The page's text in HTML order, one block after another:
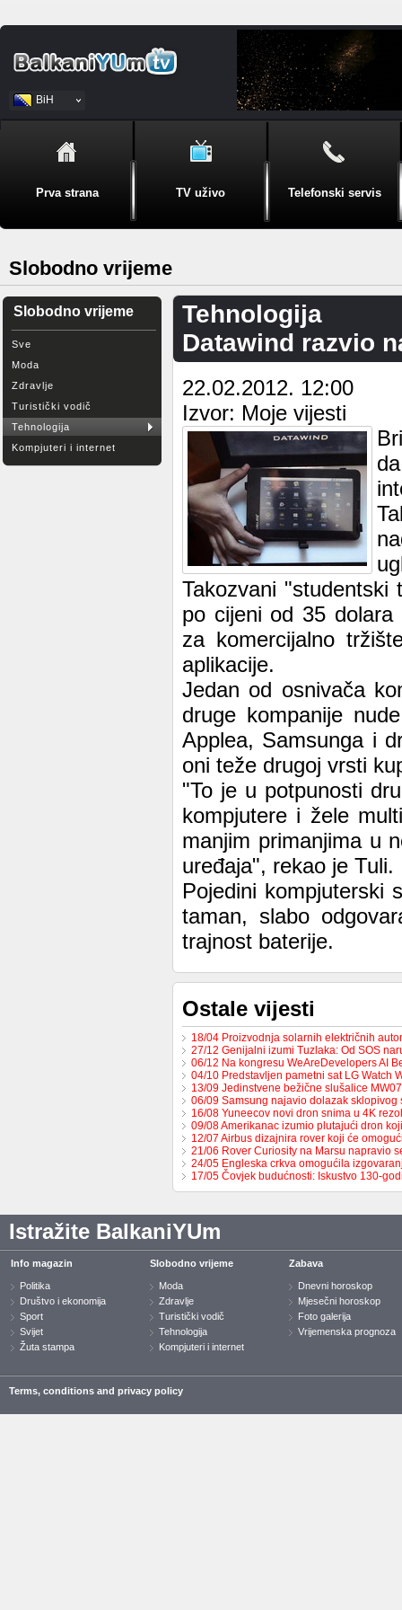
BiH
Srpski
Prva strana TV uživo Telefonski servis
Slobodno vrijeme
Slobodno vrijeme
Sve
Moda
Zdravlje
Turistički vodič
Tehnologija
Kompjuteri i internet
Tehnologija
Datawind razvio
22.02.2012. 12:00
Izvor: Moje vijesti
Takozvani
po cijeni od 35 dolara
za komercijalno
aplikacije.
Jedan od osnivača
druge kompanije
Applea, Samsunga i
oni teže drugoj vrsti
"To je u potpunosti
kompjutere i žele
manjim primanjima u
uređaja", rekao je Tuli.
Pojedini kompjuterski
taman, slabo
trajnost baterije.
Ostale vijesti
18/04 Proizvodnja solarnih električnih
27/12 Genijalni izumi Tuzlaka: Od SOS
06/12 Na kongresu WeAreDevelopers AI
04/10 Predstavljen pametni sat LG Watch
13/09 Jedinstvene bežične slušalice
06/09 Samsung najavio dolazak sklopivog
16/08 Yuneecov novi dron snima u 4K
09/08 Amerikanac izumio plutajući dron
12/07 Airbus dizajnira rover koji će
21/06 Rover Curiosity na Marsu napravio
24/05 Engleska crkva omogućila
17/05 Čovjek budućnosti: Iskustvo 130-
Istražite BalkaniYUm
Info magazin
Politika
Društvo i ekonomija
Sport
Svijet
Žuta stampa
Slobodno vrijeme
Moda
Zdravlje
Turistički vodič
Tehnologija
Kompjuteri i internet
Zabava
Dnevni horoskop
Mjesečni horoskop
Foto galerija
Vrijemenska prognoza
Terms, conditions and privacy policy